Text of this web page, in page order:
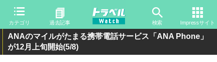
カテゴリ 過去記事 検索 Impressサイト
ANAのマイルがたまる携帯電話サービス「ANA Phone」
が12月上旬開始(5/8)